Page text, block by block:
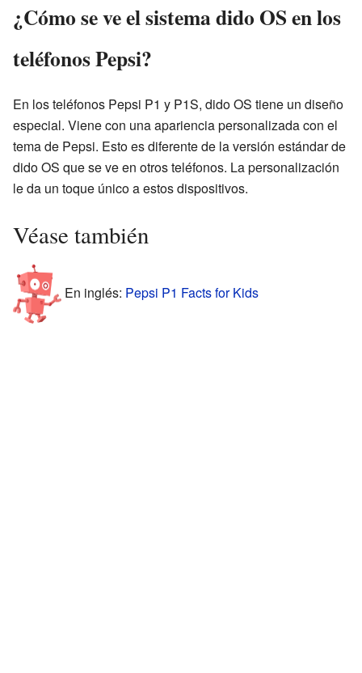
¿Cómo se ve el sistema dido OS en los
teléfonos Pepsi?
En los teléfonos Pepsi P1 y P1S, dido OS tiene un diseño
especial. Viene con una apariencia personalizada con el
tema de Pepsi. Esto es diferente de la versión estándar de
dido OS que se ve en otros teléfonos. La personalización
le da un toque único a estos dispositivos.
Véase también
En inglés: Pepsi P1 Facts for Kids